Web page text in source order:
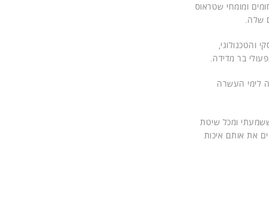
ומומחי שטראוס
והטכנולוגי,
בר מדידה.
לימי העשרה
ומכל שיטת
את אותם איכות